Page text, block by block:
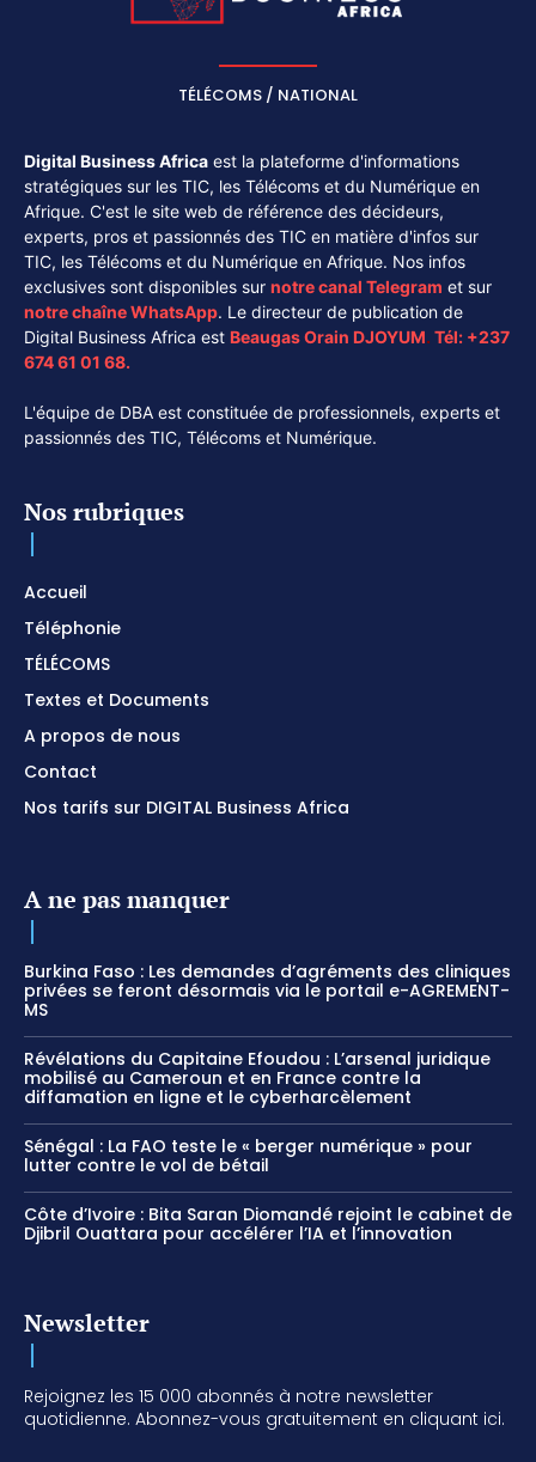
TÉLÉCOMS / NATIONAL
Digital Business Africa est la plateforme d'informations
stratégiques sur les TIC, les Télécoms et du Numérique en
Afrique. C'est le site web de référence des décideurs,
experts, pros et passionnés des TIC en matière d'infos sur
TIC, les Télécoms et du Numérique en Afrique. Nos infos
exclusives sont disponibles sur notre canal Telegram et sur
notre chaîneWhatsApp. Le directeur de publication de
Digital Business Africa est Beaugas Orain DJOYUM. Tél: +237
674 61 01 68.
L'équipe de DBA est constituée de professionnels, experts et
passionnés des TIC, Télécoms et Numérique.
Nos rubriques
Accueil
Téléphonie
TÉLÉCOMS
Textes et Documents
A propos de nous
Contact
Nos tarifs sur DIGITAL Business Africa
A ne pas manquer
Burkina Faso : Les demandes d’agréments des cliniques
privées se feront désormais via le portail e-AGREMENT-
MS
Révélations du Capitaine Efoudou : L’arsenal juridique
mobilisé au Cameroun et en France contre la
diffamation en ligne et le cyberharcèlement
Sénégal : La FAO teste le « berger numérique » pour
lutter contre le vol de bétail
Côte d’Ivoire : Bita Saran Diomandé rejoint le cabinet de
Djibril Ouattara pour accélérer l’IA et l’innovation
Newsletter
Rejoignez les 15 000 abonnés à notre newsletter
quotidienne. Abonnez-vous gratuitement en cliquant ici.